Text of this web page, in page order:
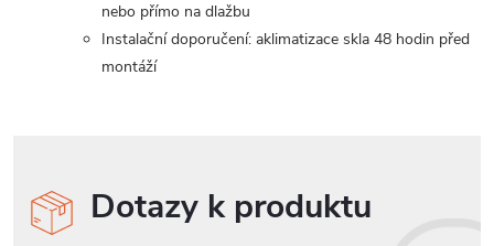
nebo přímo na dlažbu
Instalační doporučení: aklimatizace skla 48 hodin před
montáží
Dotazy k produktu